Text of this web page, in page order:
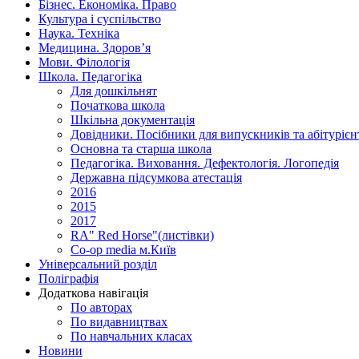
Бізнес. Економіка. Право
Культура і суспільство
Наука. Техніка
Медицина. Здоров’я
Мови. Філологія
Школа. Педагогіка
Для дошкільнят
Початкова школа
Шкільна документація
Довідники. Посібники для випускників та
Основна та старша школа
Педагогіка. Виховання. Дефектологія. Логопедія
Державна підсумкова атестація
2016
2015
2017
RA" Red Horse"(листівки)
Co-op media м.Київ
Універсальний розділ
Поліграфія
Додаткова навігація
По авторах
По видавництвах
По навчальних класах
Новини